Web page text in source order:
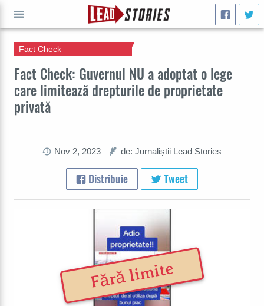
Fact Check: Guvernul NU a adoptat o lege
care limitează drepturile de proprietate
privată
Fact Check
Nov 2, 2023 de: Jurnaliștii Lead Stories
Distribuie Tweet
Fără limite
CAUTĂ